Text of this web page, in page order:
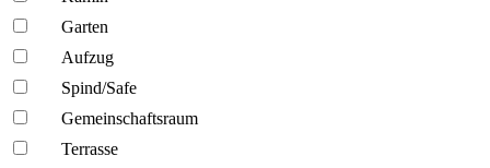
Garten
Aufzug
Spind/Safe
Gemeinschafts­raum
Terrasse